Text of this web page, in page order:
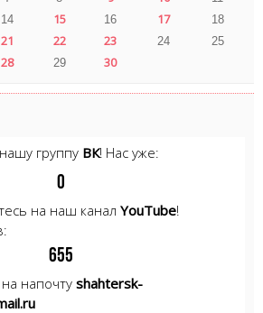
14 15 16 17 18
21 22 23 24 25
28 29 30
группу ВК! Нас уже:
0
на наш канал YouTube!
655
напочту shahtersk-